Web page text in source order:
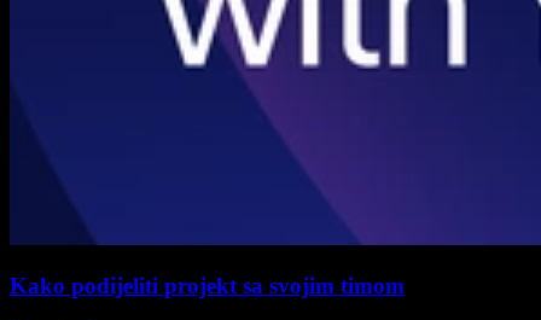
Kako podijeliti projekt sa svojim timom